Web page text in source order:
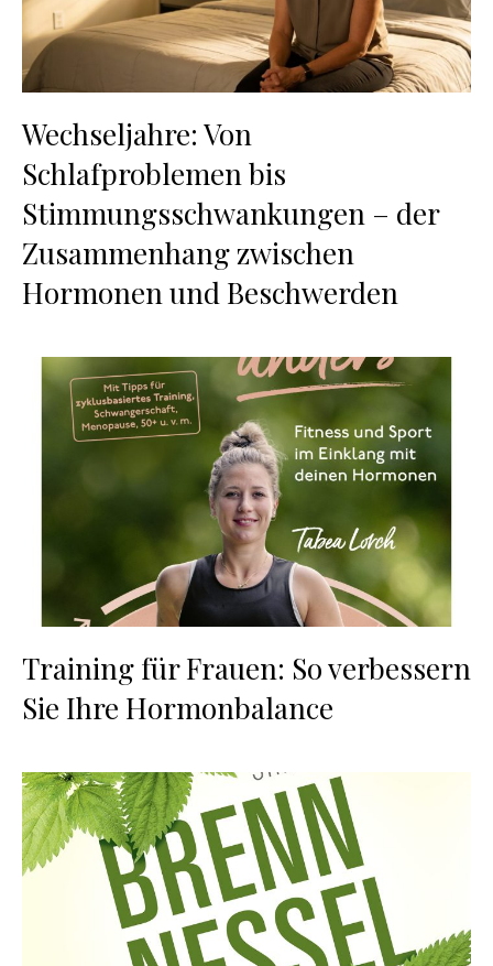
Wechseljahre: Von
Schlafproblemen bis
Stimmungsschwankungen – der
Zusammenhang zwischen
Hormonen und Beschwerden
Training für Frauen: So verbessern
Sie Ihre Hormonbalance